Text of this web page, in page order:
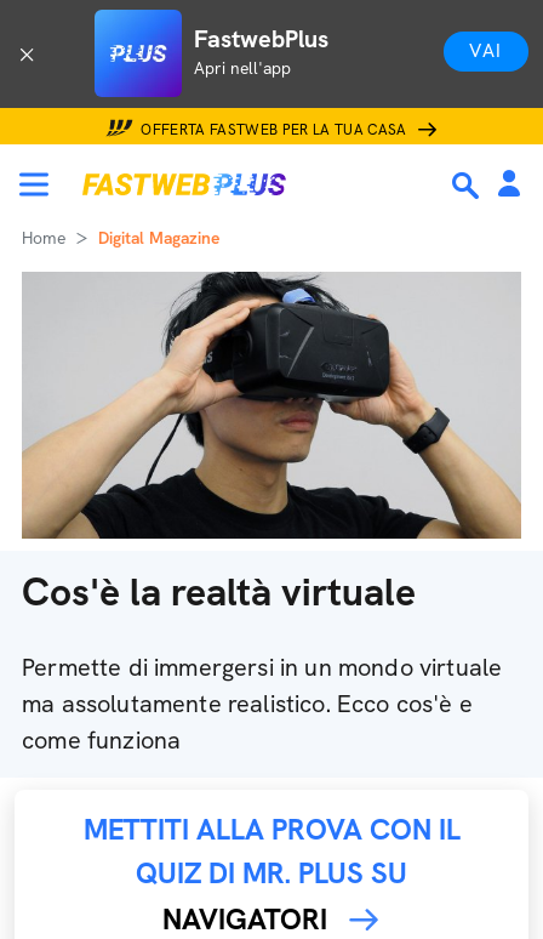
FastwebPlus
Apri nell'app
VAI
OFFERTA FASTWEB PER LA TUA CASA
Home Digital Magazine
Cos'è la realtà virtuale
Permette di immergersi in un mondo virtuale
ma assolutamente realistico. Ecco cos'è e
come funziona
METTITI ALLA PROVA CON IL
QUIZ DI MR. PLUS SU
NAVIGATORI